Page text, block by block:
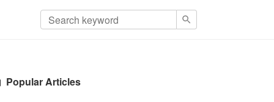
Popular Articles